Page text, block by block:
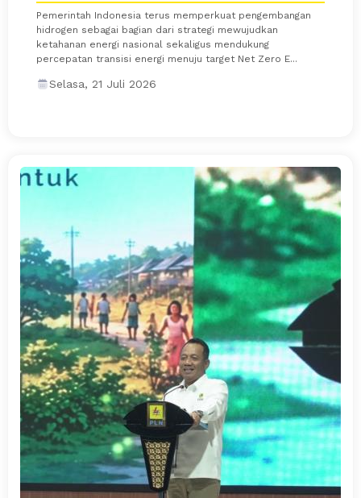
Pemerintah Indonesia terus memperkuat pengembangan
hidrogen sebagai bagian dari strategi mewujudkan
ketahanan energi nasional sekaligus mendukung
percepatan transisi energi menuju target Net Zero E...
Selasa, 21 Juli 2026